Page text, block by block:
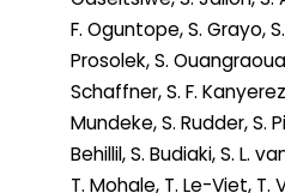
F. Oguntope, S. Grayo,
Prosolek, S.
Schaffner, S. F.
Mundeke, S. Rudder, S.
Behillil, S. Budiaki, S. L.
T. Mohale, T. Le-Viet, T.